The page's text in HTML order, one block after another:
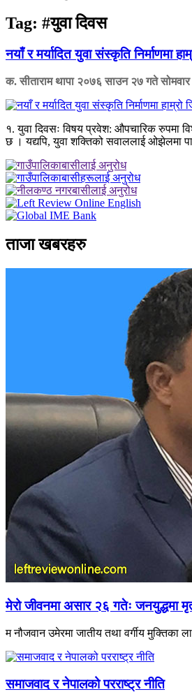
Tag: #युवा दिवस
नयाँ र मर्यादित युवा संस्कृति निर्माणमा
क. सीताराम थापा २०७६ साउन २७ गते सोमवार
१. युवा दिवसः विषय प्रवेश: औपचारिक रुपमा
छ । यद्यपि, युवा शक्तिको सवाललाई ओझेलमा
ताजा खबरहरु
मेरो जीवनमा असार २६ गतेः जनयुद्धमा
म नौजवान उमेरमा जातीय तथा वर्गीय मुक्तिका
समाजवाद र नेपालको परराष्ट्र नीति